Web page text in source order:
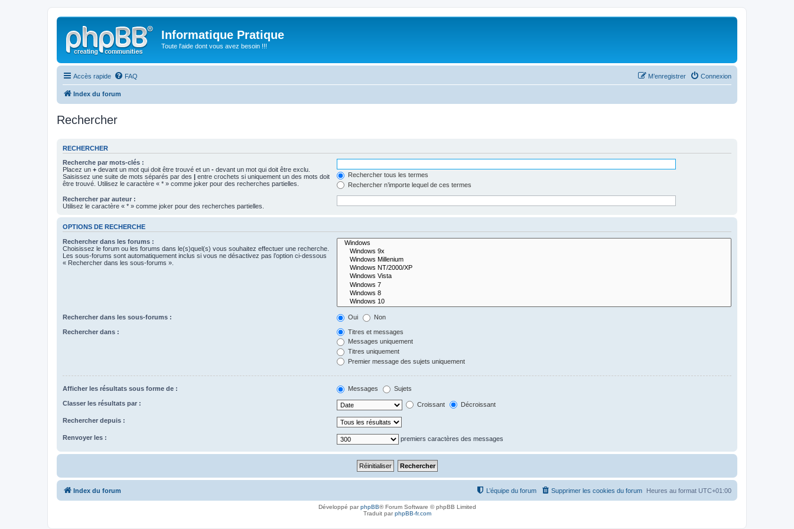
Informatique Pratique
Toute l'aide dont vous avez besoin !!!
Accès rapide FAQ Connexion
M’enregistrer
Index du forum
Rechercher
RECHERCHER
Recherche par mots-clés :
Placez un + devant un mot qui doit être trouvé et un - devant un mot qui doit être exclu.
Saisissez une suite de mots séparés par des | entre crochets si uniquement un des mots doit
être trouvé. Utilisez le caractère « * » comme joker pour des recherches partielles.
Rechercher tous les termes
Rechercher n’importe lequel de ces termes
Rechercher par auteur :
Utilisez le caractère « * » comme joker pour des recherches partielles.
OPTIONS DE RECHERCHE
Rechercher dans les forums :
Choisissez le forum ou les forums dans le(s)quel(s) vous souhaitez effectuer une recherche.
Les sous-forums sont automatiquement inclus si vous ne désactivez pas l’option ci-dessous
« Rechercher dans les sous-forums ».
Rechercher dans les sous-forums : Oui Non
Rechercher dans :
Titres et messages
Messages uniquement
Titres uniquement
Premier message des sujets uniquement
Afficher les résultats sous forme de : Messages Sujets
Classer les résultats par : Croissant Décroissant
Rechercher depuis :
Renvoyer les : premiers caractères des messages
Index du forum Heures au format UTC+01:00
Supprimer les cookies du forum
L’équipe du forum
Développé parphpBB® Forum Software © phpBB Limited
Traduit parphpBB-fr.com